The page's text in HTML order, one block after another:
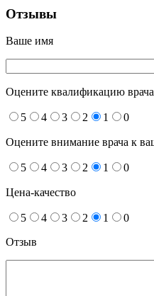
Отзывы
Ваше имя
Оцените квалификацию врача
5 4 3 2 1 0
Оцените внимание врача к
5 4 3 2 1 0
Цена-качество
5 4 3 2 1
0
Отзыв